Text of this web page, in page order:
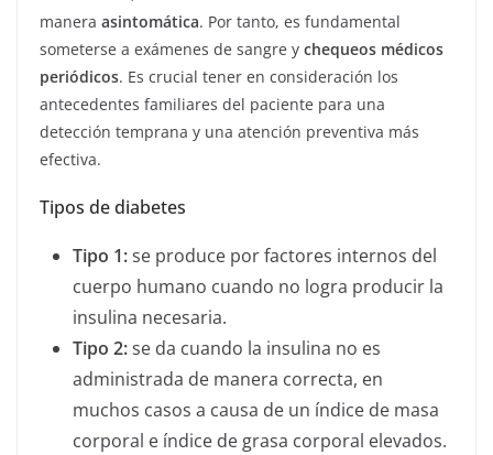
manera asintomática. Por tanto, es fundamental
someterse a exámenes de sangre y chequeos médicos
periódicos. Es crucial tener en consideración los
antecedentes familiares del paciente para una
detección temprana y una atención preventiva más
efectiva.
Tipos de diabetes
Tipo 1:se produce por factores internos del
cuerpo humano cuando no logra producir la
insulina necesaria.
Tipo 2:se da cuando la insulina no es
administrada de manera correcta, en
muchos casos a causa de un índice de masa
corporal e índice de grasa corporal elevados.